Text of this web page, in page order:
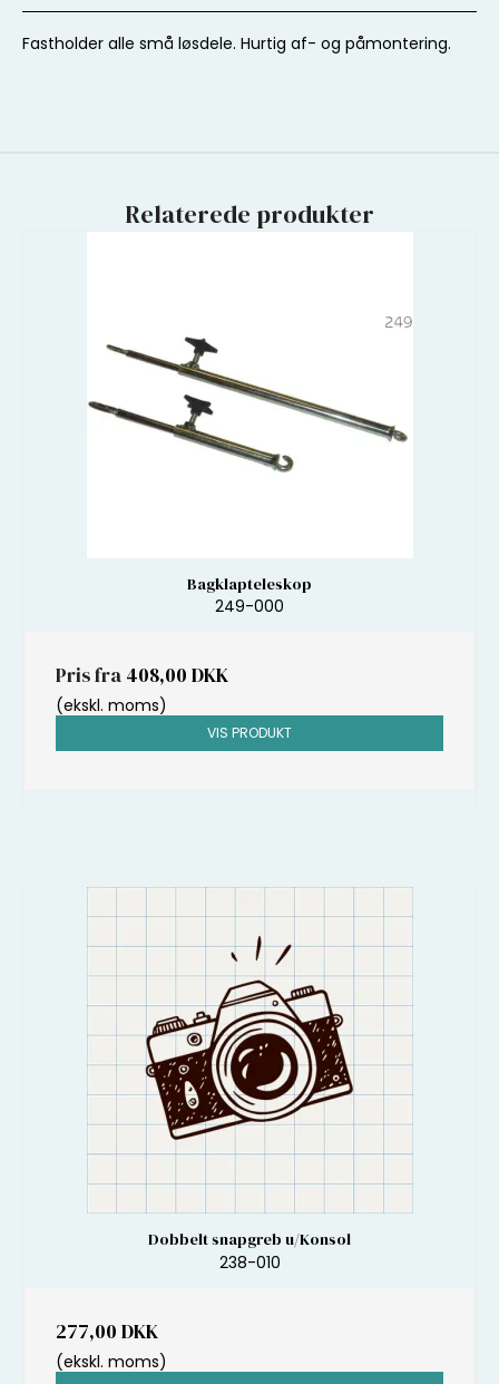
Fastholder alle små løsdele. Hurtig af- og påmontering.
Relaterede produkter
Bagklapteleskop
249-000
Pris fra 408,00 DKK
(ekskl. moms)
VIS PRODUKT
Dobbelt snapgreb u/Konsol
238-010
277,00 DKK
(ekskl. moms)